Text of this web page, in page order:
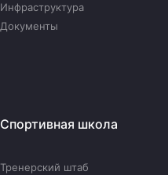
Инфраструктура
Документы
Спортивная школа
Тренерский штаб